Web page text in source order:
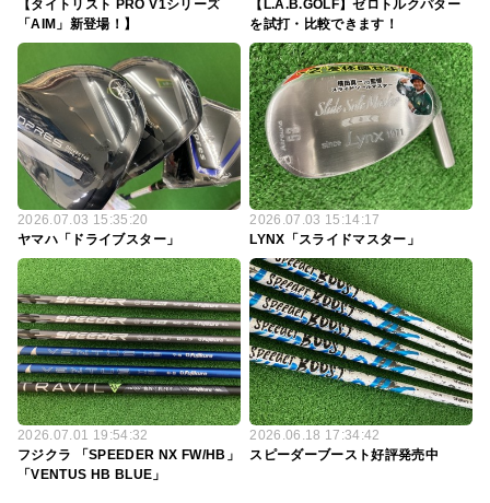
【タイトリスト PRO V1シリーズ
「AIM」新登場！】
【L.A.B.GOLF】ゼロトルクパター
を試打・比較できます！
2026.07.03 15:35:20
ヤマハ「ドライブスター」
2026.07.03 15:14:17
LYNX「スライドマスター」
2026.07.01 19:54:32
フジクラ 「SPEEDER NX FW/HB」
「VENTUS HB BLUE」
2026.06.18 17:34:42
スピーダーブースト好評発売中